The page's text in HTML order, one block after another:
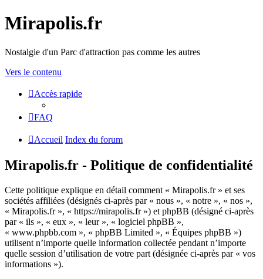
Mirapolis.fr
Nostalgie d'un Parc d'attraction pas comme les autres
Vers le contenu
Accès rapide
FAQ
Accueil Index du forum
Mirapolis.fr - Politique de confidentialité
Cette politique explique en détail comment « Mirapolis.fr » et ses
sociétés affiliées (désignés ci-après par « nous », « notre », « nos »,
« Mirapolis.fr », « https://mirapolis.fr ») et phpBB (désigné ci-après
par « ils », « eux », « leur », « logiciel phpBB »,
« www.phpbb.com », « phpBB Limited », « Équipes phpBB »)
utilisent n’importe quelle information collectée pendant n’importe
quelle session d’utilisation de votre part (désignée ci-après par « vos
informations »).